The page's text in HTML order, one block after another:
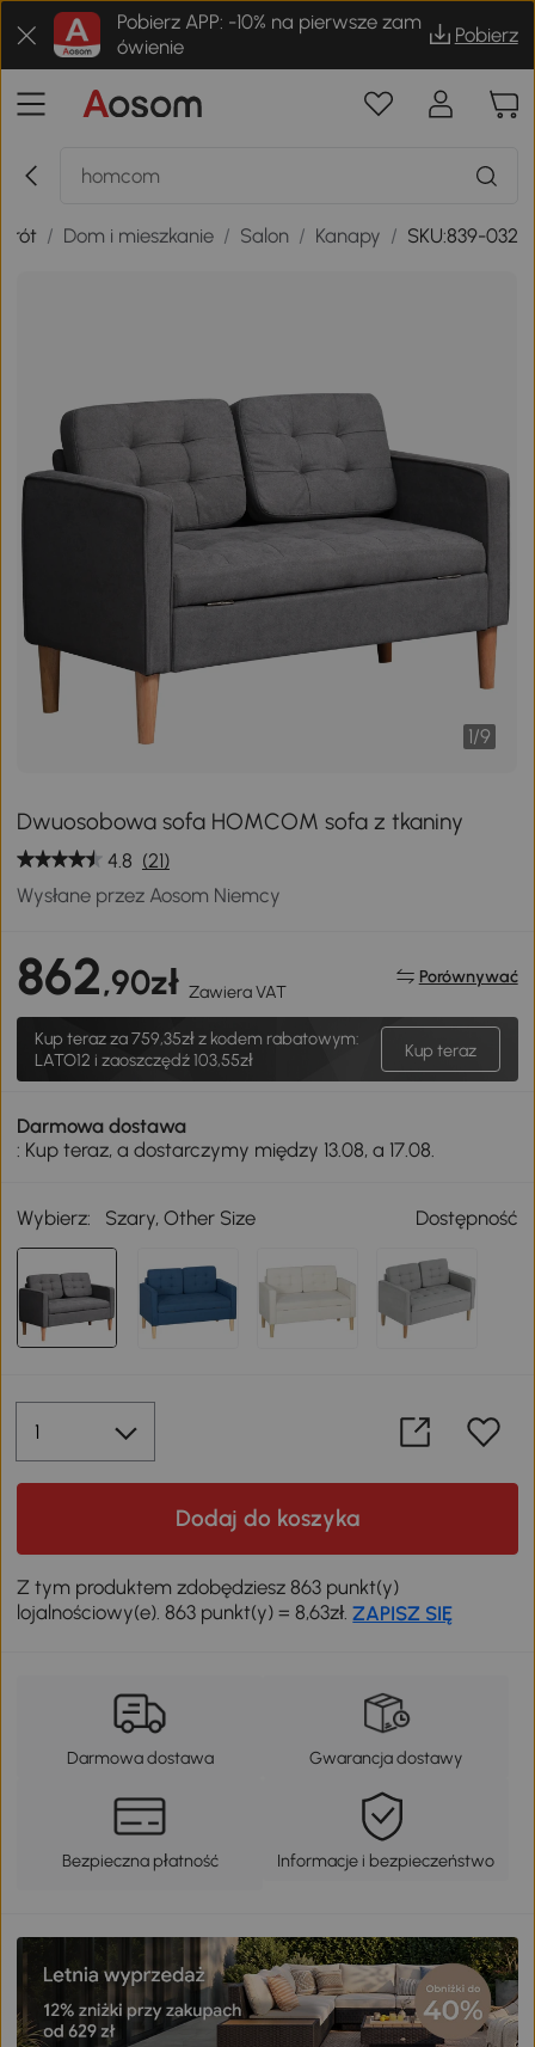
Pobierz APP: -10% na pierwsze zam
ówienie
Pobierz
/ Dom i mieszkanie / Salon / Kanapy / SKU:839-032
1/9
Dwuosobowa sofa HOMCOM sofa z tkaniny
4.8 (21)
Wysłane przez Aosom Niemcy
862,90zł Zawiera VAT
Porównywać
Kup teraz za759,35złz kodem rabatowym:
LATO12 i zaoszczędź 103,55zł
Kup teraz
Darmowa dostawa
: Kup teraz, a dostarczymy między 13.08, a 17.08.
Wybierz: Szary, Other Size Dostępność
Dodaj do koszyka
Z tym produktem zdobędziesz 863 punkt(y)
lojalnościowy(e). 863 punkt(y) = 8,63zł.ZAPISZ SIĘ
Darmowa dostawa Gwarancja dostawy
Bezpieczna płatność Informacje i bezpieczeństwo